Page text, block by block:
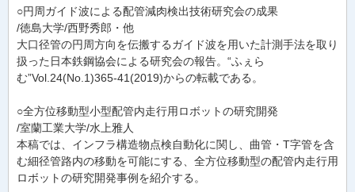
○円周ガイド波による配管減肉検出技術研究会の成果
/徳島大学/西野秀郎・他
大口径管の円周方向を伝搬するガイド波を用いた計測手法を取り
扱った日本鉄鋼協会による研究会の報告。“ふぇら
む”Vol.24(No.1)365-41(2019)からの転載である。
○全方位移動型小型配管内走行用ロボットの研究開発
/室蘭工業大学/水上雅人
本稿では、インフラ構造物点検自動化に関し、曲管・T字管を含
む細径管路内の移動を可能にする、全方位移動型の配管内走行用
ロボットの研究開発事例を紹介する。